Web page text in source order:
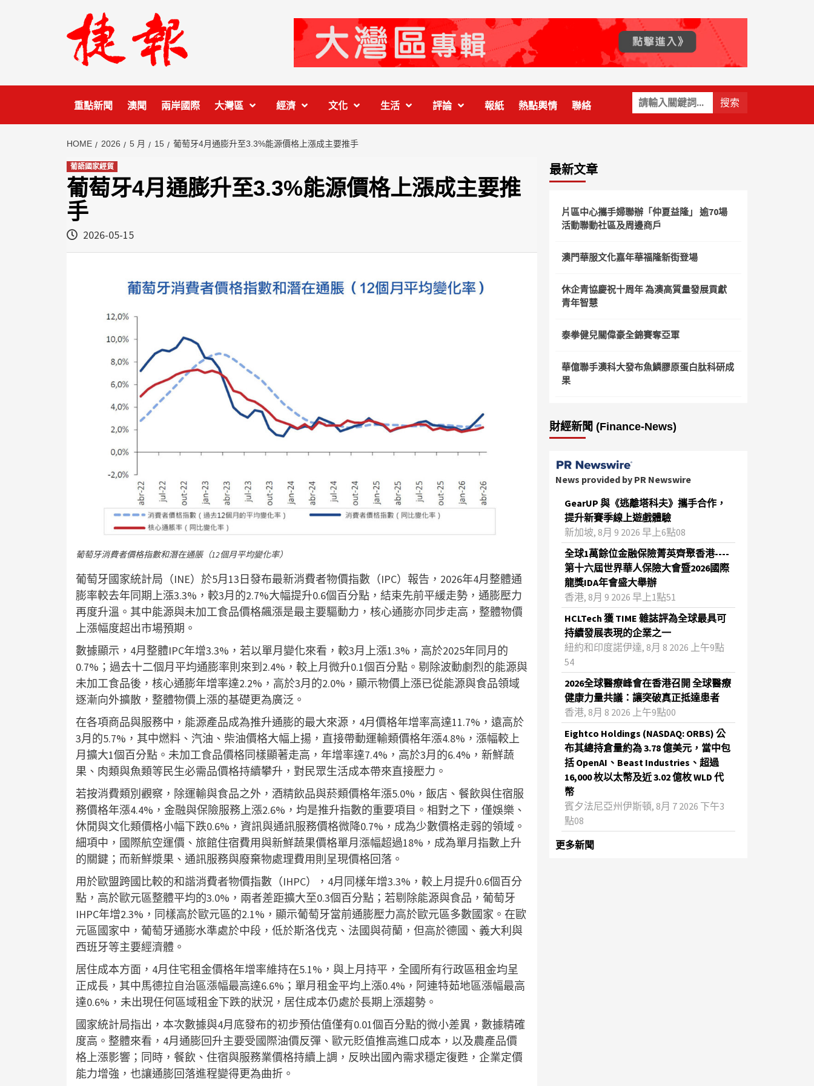
關
鍵
字:
重點新聞 澳聞 兩岸國際 大灣區 經濟 文化 生活 評論 報紙 熱點輿情 聯絡
HOME 2026 5 月 15 葡萄牙4月通膨升至3.3%能源價格上漲成主要推手
葡語國家經貿
葡萄牙4月通膨升至3.3%能源價格上漲成主要推
手
2026-05-15
葡萄牙消費者價格指數和潛在通脹（12個月平均變化率）
葡萄牙國家統計局（INE）於5月13日發布最新消費者物價指數（IPC）報告，2026年4月整體通
膨率較去年同期上漲3.3%，較3月的2.7%大幅提升0.6個百分點，結束先前平緩走勢，通膨壓力
再度升溫。其中能源與未加工食品價格飆漲是最主要驅動力，核心通膨亦同步走高，整體物價
上漲幅度超出市場預期。
數據顯示，4月整體IPC年增3.3%，若以單月變化來看，較3月上漲1.3%，高於2025年同月的
0.7%；過去十二個月平均通膨率則來到2.4%，較上月微升0.1個百分點。剔除波動劇烈的能源與
未加工食品後，核心通膨年增率達2.2%，高於3月的2.0%，顯示物價上漲已從能源與食品領域
逐漸向外擴散，整體物價上漲的基礎更為廣泛。
在各項商品與服務中，能源產品成為推升通膨的最大來源，4月價格年增率高達11.7%，遠高於
3月的5.7%，其中燃料、汽油、柴油價格大幅上揚，直接帶動運輸類價格年漲4.8%，漲幅較上
月擴大1個百分點。未加工食品價格同樣顯著走高，年增率達7.4%，高於3月的6.4%，新鮮蔬
果、肉類與魚類等民生必需品價格持續攀升，對民眾生活成本帶來直接壓力。
若按消費類別觀察，除運輸與食品之外，酒精飲品與菸類價格年漲5.0%，飯店、餐飲與住宿服
務價格年漲4.4%，金融與保險服務上漲2.6%，均是推升指數的重要項目。相對之下，僅娛樂、
休閒與文化類價格小幅下跌0.6%，資訊與通訊服務價格微降0.7%，成為少數價格走弱的領域。
細項中，國際航空運價、旅館住宿費用與新鮮蔬果價格單月漲幅超過18%，成為單月指數上升
的關鍵；而新鮮漿果、通訊服務與廢棄物處理費用則呈現價格回落。
用於歐盟跨國比較的和諧消費者物價指數（IHPC），4月同樣年增3.3%，較上月提升0.6個百分
點，高於歐元區整體平均的3.0%，兩者差距擴大至0.3個百分點；若剔除能源與食品，葡萄牙
IHPC年增2.3%，同樣高於歐元區的2.1%，顯示葡萄牙當前通膨壓力高於歐元區多數國家。在歐
元區國家中，葡萄牙通膨水準處於中段，低於斯洛伐克、法國與荷蘭，但高於德國、義大利與
西班牙等主要經濟體。
居住成本方面，4月住宅租金價格年增率維持在5.1%，與上月持平，全國所有行政區租金均呈
正成長，其中馬德拉自治區漲幅最高達6.6%；單月租金平均上漲0.4%，阿連特茹地區漲幅最高
達0.6%，未出現任何區域租金下跌的狀況，居住成本仍處於長期上漲趨勢。
國家統計局指出，本次數據與4月底發布的初步預估值僅有0.01個百分點的微小差異，數據精確
度高。整體來看，4月通膨回升主要受國際油價反彈、歐元貶值推高進口成本，以及農產品價
格上漲影響；同時，餐飲、住宿與服務業價格持續上調，反映出國內需求穩定復甦，企業定價
能力增強，也讓通膨回落進程變得更為曲折。
最新文章
片區中心攜手婦聯辦「仲夏益隆」 逾70場
活動聯動社區及周邊商戶
澳門華服文化嘉年華福隆新街登場
休企青協慶祝十周年 為澳高質量發展貢獻
青年智慧
泰拳健兒關偉豪全錦賽奪亞軍
華億聯手澳科大發布魚鱗膠原蛋白肽科研成
果
財經新聞 (Finance-News)
News provided by PR Newswire
GearUP 與《逃離塔科夫》攜手合作，
提升新賽季線上遊戲體驗
新加坡, 8月 9 2026 早上6點08
全球1萬餘位金融保險菁英齊聚香港----
第十六屆世界華人保險大會暨2026國際
龍獎IDA年會盛大舉辦
香港, 8月 9 2026 早上1點51
HCLTech 獲 TIME 雜誌評為全球最具可
持續發展表現的企業之一
紐約和印度諾伊達, 8月 8 2026 上午9點
54
2026全球醫療峰會在香港召開 全球醫療
健康力量共議：讓突破真正抵達患者
香港, 8月 8 2026 上午9點00
Eightco Holdings (NASDAQ: ORBS) 公
布其總持倉量約為 3.78 億美元，當中包
括 OpenAI、Beast Industries、超過
16,000 枚以太幣及近 3.02 億枚 WLD 代
幣
賓夕法尼亞州伊斯頓, 8月 7 2026 下午3
點08
更多新聞